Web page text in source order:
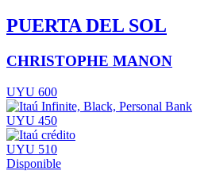
PUERTA DEL SOL
CHRISTOPHE MANON
UYU 600
UYU 450
UYU 510
Disponible